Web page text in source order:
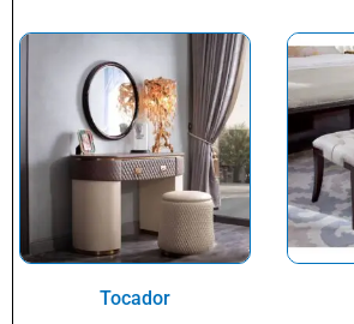
Tocador